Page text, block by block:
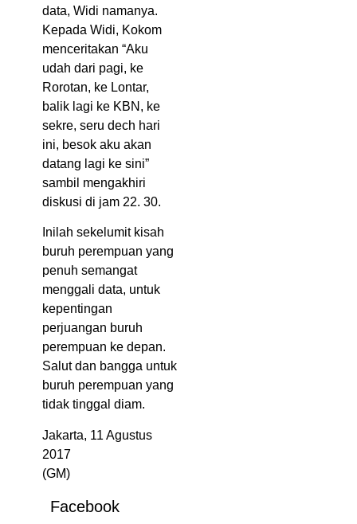
data, Widi namanya.
Kepada Widi, Kokom
menceritakan “Aku
udah dari pagi, ke
Rorotan, ke Lontar,
balik lagi ke KBN, ke
sekre, seru dech hari
ini, besok aku akan
datang lagi ke sini”
sambil mengakhiri
diskusi di jam 22. 30.
Inilah sekelumit kisah
buruh perempuan yang
penuh semangat
menggali data, untuk
kepentingan
perjuangan buruh
perempuan ke depan.
Salut dan bangga untuk
buruh perempuan yang
tidak tinggal diam.
Jakarta, 11 Agustus
2017
(GM)
Facebook